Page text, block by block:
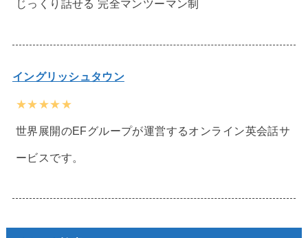
じっくり話せる 完全マンツーマン制
イングリッシュタウン
★★★★★
世界展開のEFグループが運営するオンライン英会話サ
ービスです。